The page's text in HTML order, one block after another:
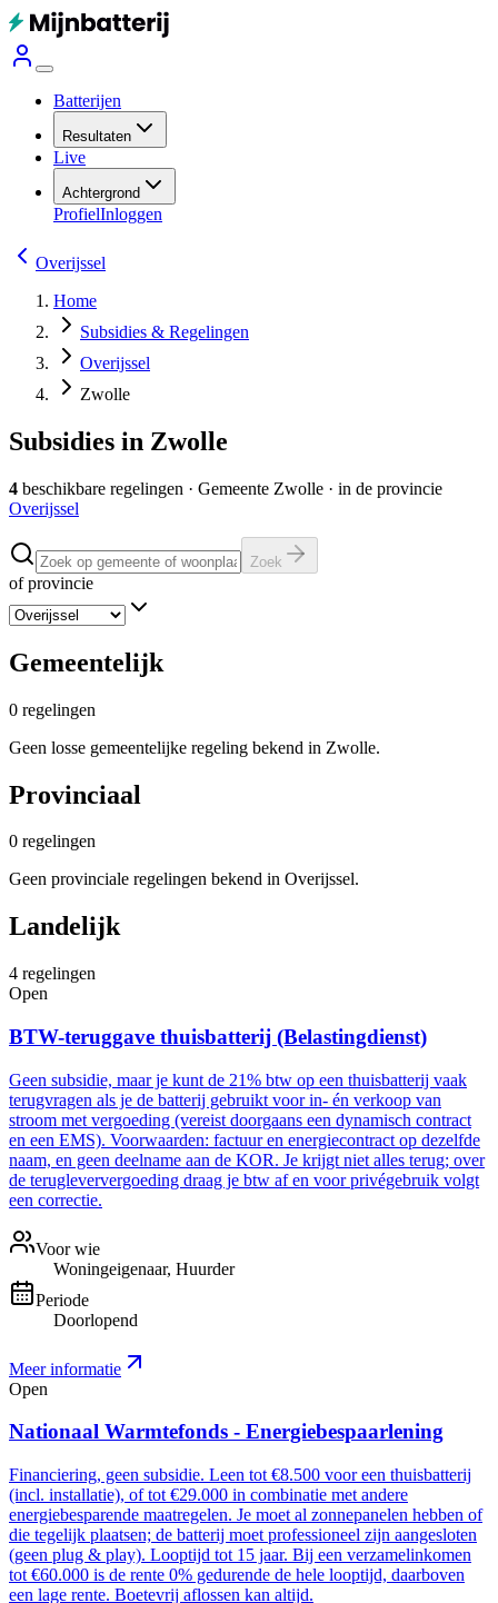
Batterijen
Resultaten
Live
Achtergrond
ProfielInloggen
Overijssel
Home
Subsidies & Regelingen
Overijssel
Zwolle
Subsidies in Zwolle
4 beschikbare regelingen · Gemeente Zwolle · in de provincie
Overijssel
Zoek
of provincie
Gemeentelijk
0 regelingen
Geen losse gemeentelijke regeling bekend in Zwolle.
Provinciaal
0 regelingen
Geen provinciale regelingen bekend in Overijssel.
Landelijk
4 regelingen
Open
BTW-teruggave thuisbatterij (Belastingdienst)
Geen subsidie, maar je kunt de 21% btw op een thuisbatterij vaak
terugvragen als je de batterij gebruikt voor in- én verkoop van
stroom met vergoeding (vereist doorgaans een dynamisch contract
en een EMS). Voorwaarden: factuur en energiecontract op dezelfde
naam, en geen deelname aan de KOR. Je krijgt niet alles terug; over
de terugleververgoeding draag je btw af en voor privégebruik volgt
een correctie.
Voor wie
Woningeigenaar, Huurder
Periode
Doorlopend
Meer informatie
Open
Nationaal Warmtefonds - Energiebespaarlening
Financiering, geen subsidie. Leen tot €8.500 voor een thuisbatterij
(incl. installatie), of tot €29.000 in combinatie met andere
energiebesparende maatregelen. Je moet al zonnepanelen hebben of
die tegelijk plaatsen; de batterij moet professioneel zijn aangesloten
(geen plug & play). Looptijd tot 15 jaar. Bij een verzamelinkomen
tot €60.000 is de rente 0% gedurende de hele looptijd, daarboven
een lage rente. Boetevrij aflossen kan altijd.